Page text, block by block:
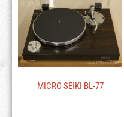
MICRO SEIKI BL-77